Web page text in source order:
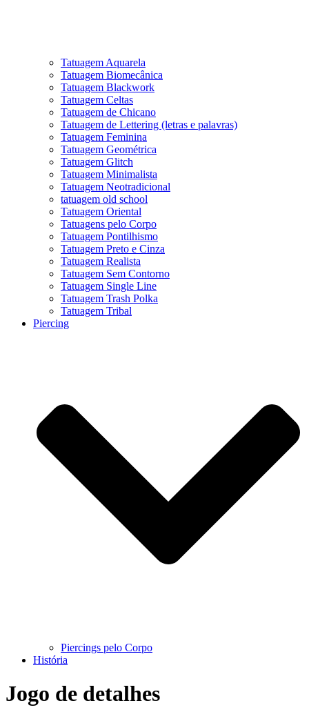
Tatuagem Aquarela
Tatuagem Biomecânica
Tatuagem Blackwork
Tatuagem Celtas
Tatuagem de Chicano
Tatuagem de Lettering (letras e palavras)
Tatuagem Feminina
Tatuagem Geométrica
Tatuagem Glitch
Tatuagem Minimalista
Tatuagem Neotradicional
tatuagem old school
Tatuagem Oriental
Tatuagens pelo Corpo
Tatuagem Pontilhismo
Tatuagem Preto e Cinza
Tatuagem Realista
Tatuagem Sem Contorno
Tatuagem Single Line
Tatuagem Trash Polka
Tatuagem Tribal
Piercing
Piercings pelo Corpo
História
Jogo de detalhes